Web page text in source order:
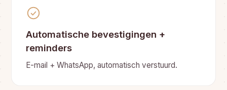
Automatische bevestigingen +
reminders
E-mail + WhatsApp, automatisch verstuurd.